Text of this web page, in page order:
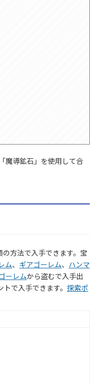
魔導鉱石」を使用して合
方法で入手できます。宝
ム、 ギアゴーレム、 ハンマ
ゴーレムから盗むで入手出
で入手できます。 探索ポ